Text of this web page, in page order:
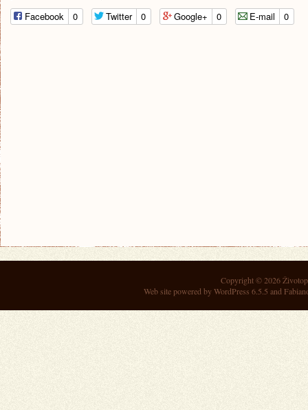
Facebook 0 Twitter 0 Google+ 0 E-mail 0
Copyright © 2026
Web site powered byWordPress 6.5.5 and